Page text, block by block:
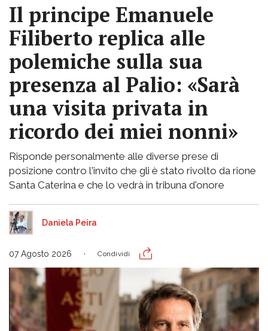
Il principe Emanuele
Filiberto replica alle
polemiche sulla sua
presenza al Palio: «Sarà
una visita privata in
ricordo dei miei nonni»
Risponde personalmente alle diverse prese di
posizione contro l'invito che gli è stato rivolto da rione
Santa Caterina e che lo vedrà in tribuna d'onore
Daniela Peira
07 Agosto 2026 Condividi